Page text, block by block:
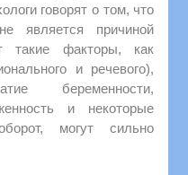
говорят о том, что
является причиной
такие факторы, как
и речевого),
беременности,
и некоторые
могут сильно